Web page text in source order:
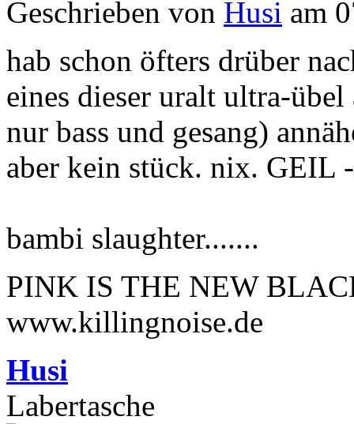
Geschrieben von Husi am
hab schon öfters drüber
eines dieser uralt ultra-
nur bass und gesang)
aber kein stück. nix. GEIL
bambi slaughter.......
PINK IS THE NEW
www.killingnoise.de
Husi
Labertasche